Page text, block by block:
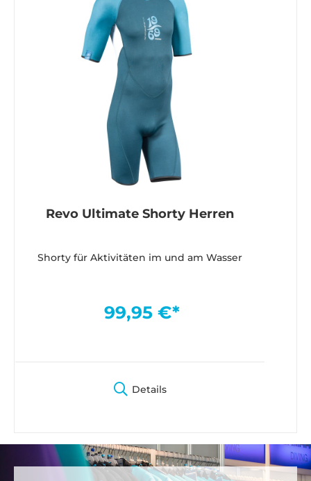
Revo Ultimate Shorty Herren
Shorty für Aktivitäten im und am Wasser
99,95 €*
Details